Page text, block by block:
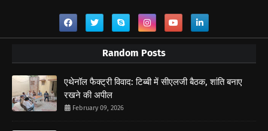
Random Posts
एथेनॉल फैक्ट्री विवाद: टिब्बी में सीएलजी बैठक, शांति बनाए
रखने की अपील
February 09, 2026